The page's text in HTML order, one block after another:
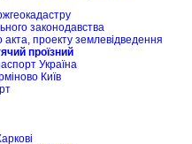
законодавства
проекту землевідведення
проїзний
Україна
Київ